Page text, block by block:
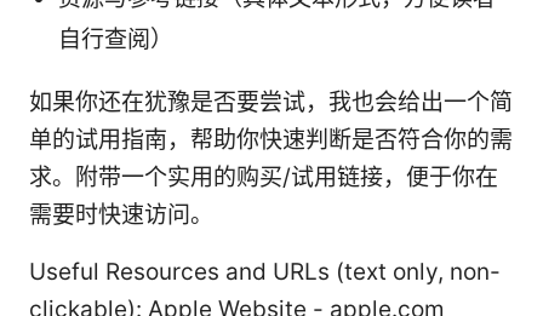
自行查阅）
如果你还在犹豫是否要尝试，我也会给出一个简
单的试用指南，帮助你快速判断是否符合你的需
求。附带一个实用的购买/试用链接，便于你在
需要时快速访问。
Useful Resources and URLs (text only, non-
clickable): Apple Website - apple.com